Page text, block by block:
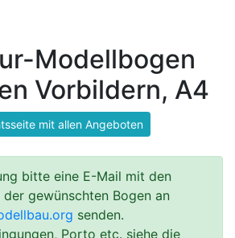
Modellbogen
Vorbildern, A4
mit allen Angeboten
bitte eine E-Mail mit den
der gewünschten Bogen an
senden.
Porto etc. siehe die